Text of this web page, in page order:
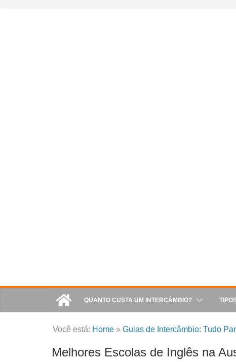
QUANTO CUSTA UM INTERCÂMBIO?
Você está: Home » Guias de Intercâmbio: Tudo
Melhores Escolas de Inglês na